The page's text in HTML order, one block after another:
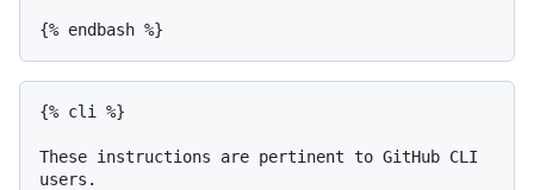
{% cli %}
These instructions are pertinent to GitHub CLI
users.